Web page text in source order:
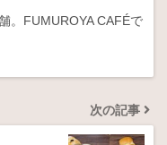
。FUMUROYA CAFÉで
次の記事